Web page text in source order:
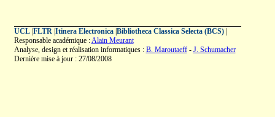
UCL| FLTR| Itinera Electronica| Bibliotheca Classica Selecta (BCS)|
Responsable académique :Alain Meurant
Analyse, design et réalisation informatiques : B. Maroutaeff- J. Schumacher
Dernière mise à jour : 27/08/2008